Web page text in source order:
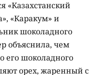
«Казахстанский
«Каракум» и
шоколадного
объяснила, чем
его шоколадного
орех, жаренный с